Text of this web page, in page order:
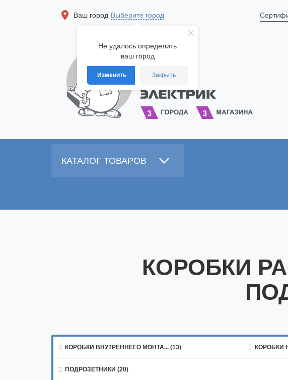
Не удалось определить
ваш город
Изменить Закрыть
Ваш город Выберите город
КАТАЛОГ ТОВАРОВ
КОРОБКИ
 КОРОБКИ ВНУТРЕННЕГО МОНТА... (13)  КОРОБКИ
 ПОДРОЗЕТНИКИ (20)